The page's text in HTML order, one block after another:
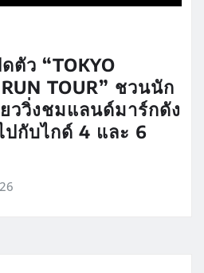
ตัว “TOKYO
TOUR” ชวนนัก
ววิ่งชมแลนด์มาร์กดัง
ปกับไกด์ 4 และ 6